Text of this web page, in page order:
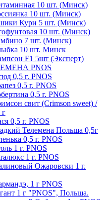
10 шт. (Минск)
10 шт. (Минск)
Кури 5 шт. (Минск)
10 шт. (Минск)
7 шт. (Минск)
10 шт. Минск
F1 5шт (Эксперт)
PNOS
0,5 г. PNOS
0,5 г. PNOS
0,5 г. PNOS
свит (Crimson sweet) /
г
0,5 г. PNOS
Телемена Польша 0,5г
0,5 г. PNOS
1 г. PNOS
1 г. PNOS
Ожаровски 1 г.
1 г PNOS
1 г "PNOS", Польша.